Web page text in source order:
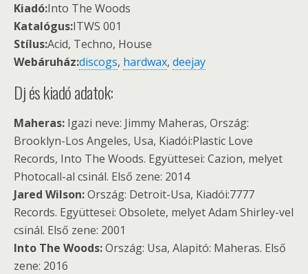
Kiadó:Into The Woods
Katalógus:ITWS 001
Stílus:Acid, Techno, House
Webáruház:discogs, hardwax, deejay
Dj és kiadó adatok:
Maheras: Igazi neve: Jimmy Maheras, Ország:
Brooklyn-Los Angeles, Usa, Kiadói:Plastic Love
Records, Into The Woods. Együttesei: Cazion, melyet
Photocall-al csinál. Első zene: 2014
Jared Wilson:Ország: Detroit-Usa, Kiadói:7777
Records. Együttesei: Obsolete, melyet Adam Shirley-vel
csinál. Első zene: 2001
Into The Woods:Ország: Usa, Alapitó: Maheras. Első
zene: 2016